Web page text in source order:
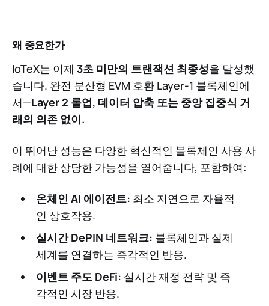
왜 중요한가
IoTeX는 이제 3초 미만의 트랜잭션 최종성을 달성했
습니다. 완전 분산형 EVM 호환 Layer-1 블록체인에
서—Layer 2 롤업, 데이터 압축 또는 중앙 집중식 거
래의 의존 없이.
이 뛰어난 성능은 다양한 혁신적인 블록체인 사용 사
례에 대한 상당한 가능성을 열어줍니다, 포함하여:
온체인 AI 에이전트: 최소 지연으로 자율적
인 상호작용.
실시간 DePIN 네트워크: 블록체인과 실제
세계를 연결하는 즉각적인 반응.
이벤트 주도 DeFi: 실시간 재정 전략 및 즉
각적인 시장 반응.